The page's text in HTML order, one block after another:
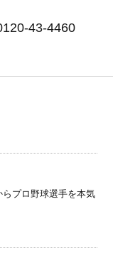
43-4460
プロ野球選手を本気